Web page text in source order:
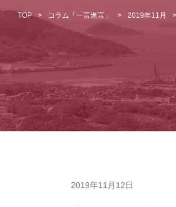
TOP コラム「一言進言」 2019年11月
2019年11月12日